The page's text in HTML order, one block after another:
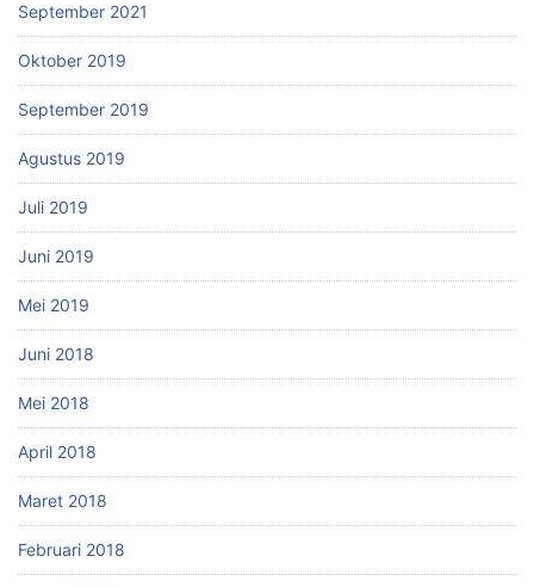
September 2021
Oktober 2019
September 2019
Agustus 2019
Juli 2019
Juni 2019
Mei 2019
Juni 2018
Mei 2018
April 2018
Maret 2018
Februari 2018